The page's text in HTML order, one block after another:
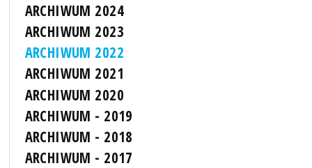
ARCHIWUM 2024
ARCHIWUM 2023
ARCHIWUM 2022
ARCHIWUM 2021
ARCHIWUM 2020
ARCHIWUM - 2019
ARCHIWUM - 2018
ARCHIWUM - 2017